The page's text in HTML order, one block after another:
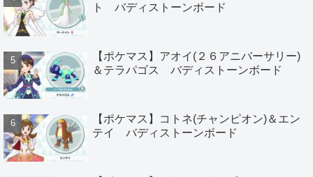
ト バディストーンボード
【ポケマス】アオイ(２６アニバーサリー)
＆テラパゴス バディストーンボード
【ポケマス】コトネ(チャンピオン)＆エン
テイ バディストーンボード